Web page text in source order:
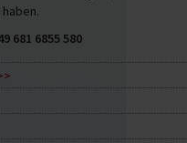
681 6855 580